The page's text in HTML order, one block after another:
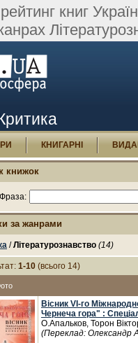
книг
КНИГАРНІ
книжок
Фраза:
за жанрами
/Літературознавство (14)
1-10 (всього 14)
Вісник VI-го
Чернеча гора" :
О.Апальков, Торон
(Переклад: Олександр